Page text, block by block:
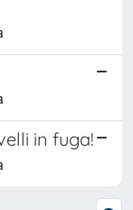
in fuga!